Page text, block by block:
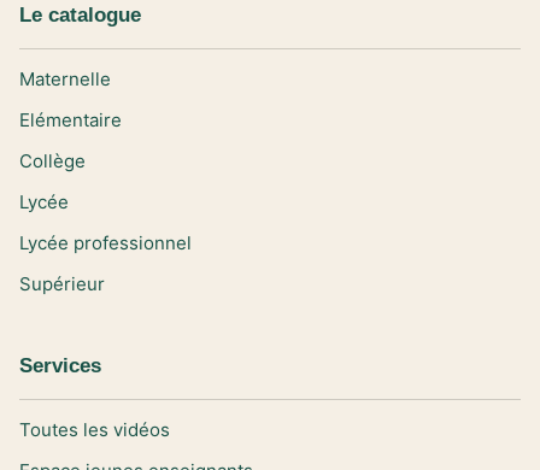
Le catalogue
Maternelle
Elémentaire
Collège
Lycée
Lycée professionnel
Supérieur
Services
Toutes les vidéos